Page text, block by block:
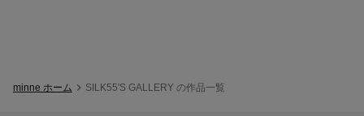
minne ホーム SILK55'S GALLERY の作品一覧